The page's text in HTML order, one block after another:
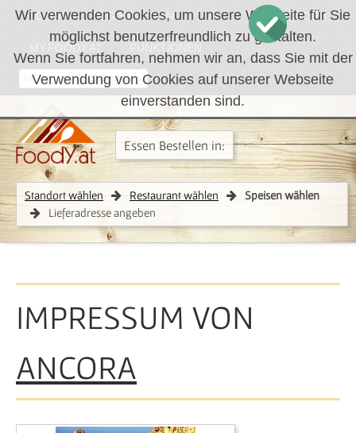
Wir verwenden Cookies, um unsere Webseite für Sie
möglichst benutzerfreundlich zu gestalten.
Wenn Sie fortfahren, nehmen wir an, dass Sie mit der
Verwendung von Cookies auf unserer Webseite
einverstanden sind.
LOGIN REGISTRIEREN WARENKORB
MY.FOODY.AT FUNKTIONEN
RÜCKRUF
Standort wählen Restaurant wählen
Speisen wählen
Lieferadresse angeben
Essen Bestellen in:
IMPRESSUM VON
ANCORA